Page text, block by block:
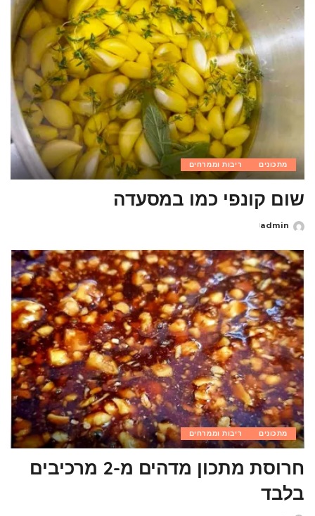
מתכונים ריבות וממרחים
שום קונפי כמו במסעדה
Posted
admin
מתכונים ריבות וממרחים
חרוסת מתכון מדהים מ-2 מרכיבים
בלבד